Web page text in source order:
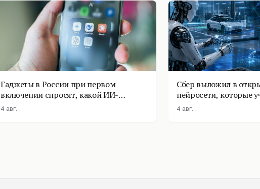
Гаджеты в России при первом
включении спросят, какой ИИ-
помощник поставить
4 авг.
Сбер выложил в
нейросети, которые
физике
4 авг.